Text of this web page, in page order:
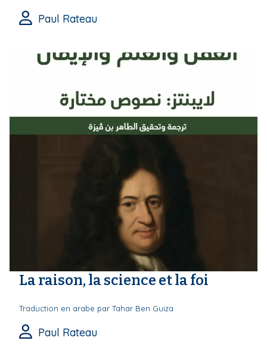
Paul Rateau
La raison, la science et la foi
Traduction en arabe par Tahar Ben Guiza
Paul Rateau